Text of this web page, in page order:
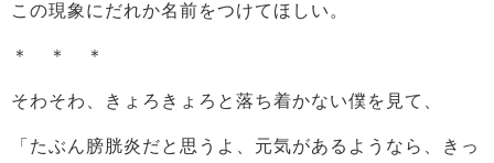
この現象にだれか名前をつけてほしい。
＊ ＊ ＊
そわそわ、きょろきょろと落ち着かない僕を見て、
「たぶん膀胱炎だと思うよ、元気があるようなら、きっ